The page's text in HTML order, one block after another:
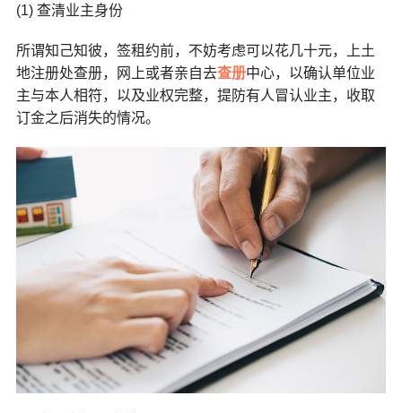
(1) 查清业主身份
所谓知己知彼，签租约前，不妨考虑可以花几十元，上土
地注册处查册，网上或者亲自去查册中心，以确认单位业
主与本人相符，以及业权完整，提防有人冒认业主，收取
订金之后消失的情况。